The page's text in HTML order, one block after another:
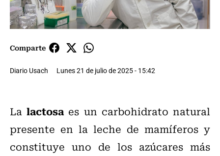
Comparte
Diario Usach Lunes 21 de julio de 2025 - 15:42
La lactosa es un carbohidrato natural
presente en la leche de mamíferos y
constituye uno de los azúcares más